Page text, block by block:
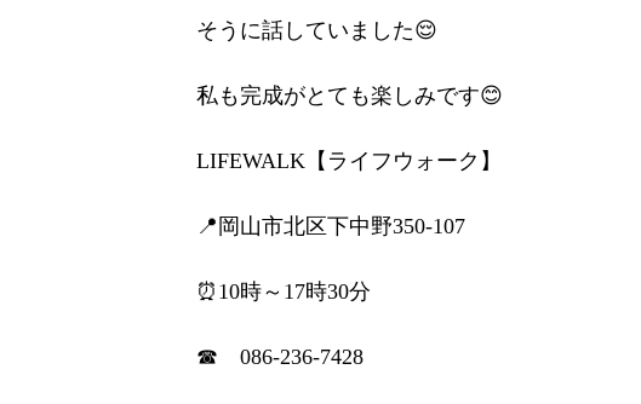
そうに話していました😌
私も完成がとても楽しみです😊
LIFEWALK【ライフウォーク】
📍岡山市北区下中野350-107
⏰10時～17時30分
☎ 086-236-7428